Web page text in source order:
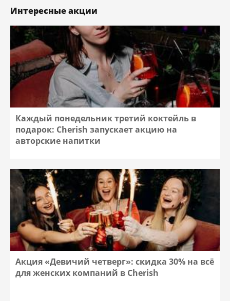
Интересные акции
Каждый понедельник третий коктейль в
подарок: Cherish запускает акцию на
авторские напитки
Акция «Девичий четверг»: скидка 30% на всё
для женских компаний в Cherish